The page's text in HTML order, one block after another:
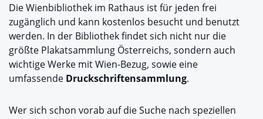
Die Wienbibliothek im Rathaus ist für jeden frei
zugänglich und kann kostenlos besucht und benutzt
werden. In der Bibliothek findet sich nicht nur die
größte Plakatsammlung Österreichs, sondern auch
wichtige Werke mit Wien-Bezug, sowie eine
umfassende Druckschriftensammlung.
Wer sich schon vorab auf die Suche nach speziellen